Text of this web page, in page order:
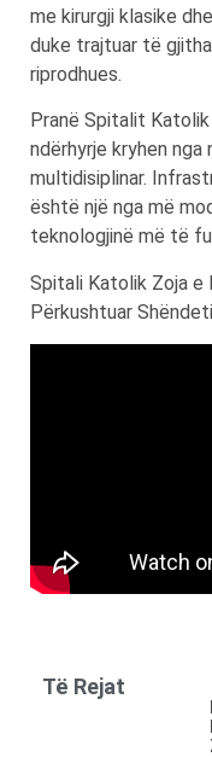
me kirurgji klasike
duke trajtuar të
riprodhues.
Pranë Spitalit
ndërhyrje kryhen
multidisiplinar.
është një nga më
teknologjinë më të
Spitali Katolik Zoja e
Përkushtuar
Të Rejat